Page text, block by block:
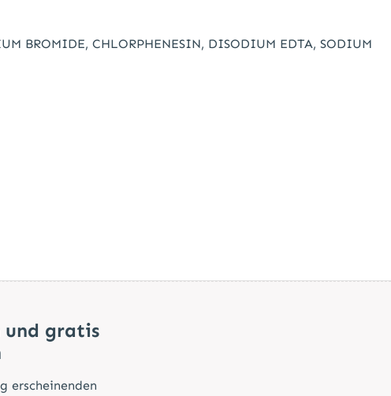
BROMIDE, CHLORPHENESIN, DISODIUM EDTA, SODIUM
und gratis
erscheinenden